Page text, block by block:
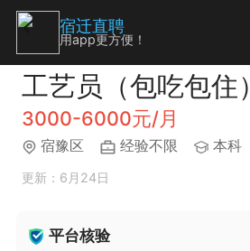
工艺员（包吃包住）
3000-6000元/月
宿豫区 经验不限 本科
更新：6月24日
平台核验
宿迁直聘
用app更方便！